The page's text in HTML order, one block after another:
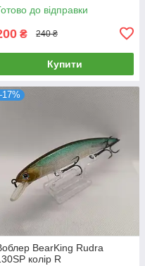
до відправки
₴ 240 ₴
Купити
BearKing Rudra
колір R